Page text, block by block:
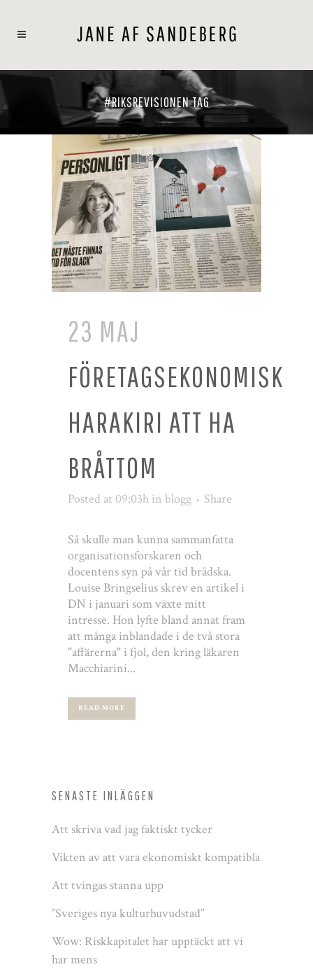
#RIKSREVISIONEN TAG
23 MAJ
FÖRETAGSEKONOMISK
HARAKIRI ATT HA
BRÅTTOM
Posted at 09:03h in blogg Share
Så skulle man kunna sammanfatta
organisationsforskaren och
docentens syn på vår tid brådska.
Louise Bringselius skrev en artikel i
DN i januari som växte mitt
intresse. Hon lyfte bland annat fram
att många inblandade i de två stora
"affärerna" i fjol, den kring läkaren
Macchiarini...
READ MORE
SENASTE INLÄGGEN
Att skriva vad jag faktiskt tycker
Vikten av att vara ekonomiskt kompatibla
Att tvingas stanna upp
”Sveriges nya kulturhuvudstad”
Wow: Riskkapitalet har upptäckt att vi
har mens